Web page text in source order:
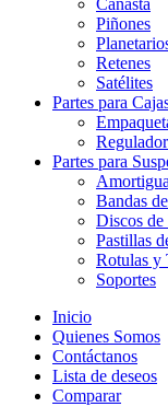
Canasta
Piñones
Retenes
Satélites
Partes para
Partes para
Bandas
Discos de
Pastillas
Rotulas y
Soportes
Inicio
Quienes Somos
Contáctanos
Lista de deseos
Comparar